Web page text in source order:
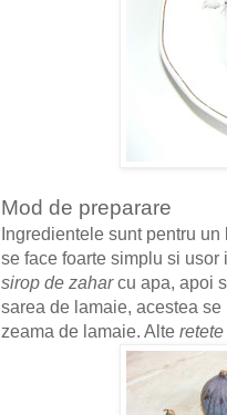
Mod de preparare
Ingredientele sunt pentru
se face foarte simplu si
sirop de zaharcu apa, apoi
sarea de lamaie, acestea
zeama de lamaie. Alte